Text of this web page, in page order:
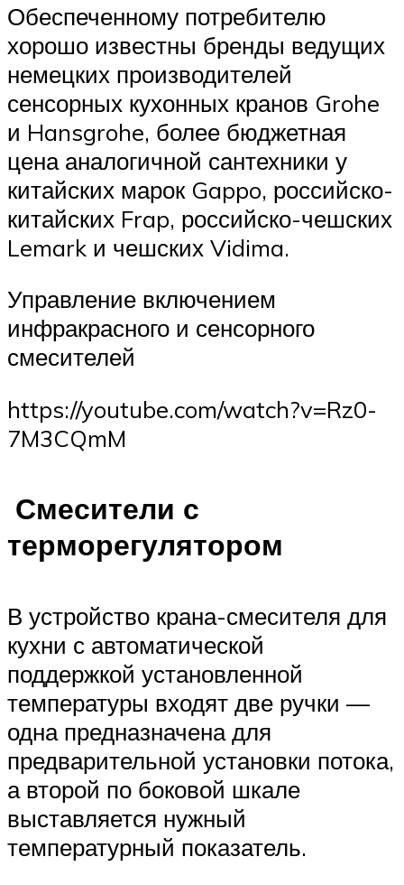
Обеспеченному потребителю
хорошо известны бренды ведущих
немецких производителей
сенсорных кухонных кранов Grohe
и Hansgrohe, более бюджетная
цена аналогичной сантехники у
китайских марок Gappo, российско-
китайских Frap, российско-чешских
Lemark и чешских Vidima.
Управление включением
инфракрасного и сенсорного
смесителей
https://youtube.com/watch?v=Rz0-
7M3CQmM
Смесители с
терморегулятором
В устройство крана-смесителя для
кухни с автоматической
поддержкой установленной
температуры входят две ручки —
одна предназначена для
предварительной установки потока,
а второй по боковой шкале
выставляется нужный
температурный показатель.